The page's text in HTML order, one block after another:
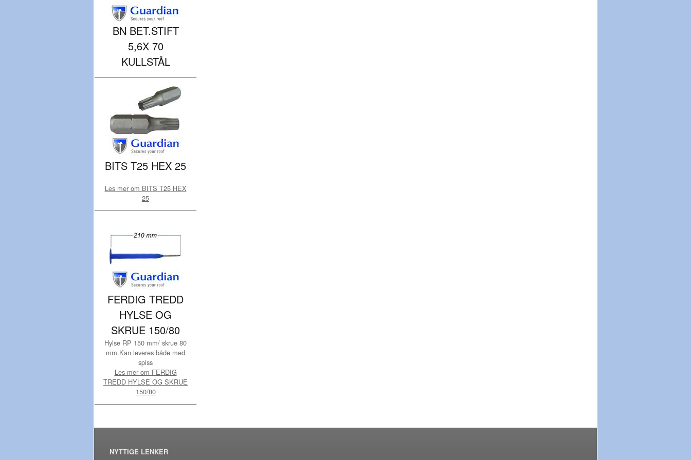
BN BET.STIFT
5,6X 70
KULLSTÅL
BITS T25 HEX 25
Les mer om BITS T25 HEX
25
FERDIG TREDD
HYLSE OG
SKRUE 150/80
Hylse RP 150 mm/ skrue 80
mm.Kan leveres både med
spiss
Les mer om FERDIG
TREDD HYLSE OG SKRUE
150/80
NYTTIGE LENKER